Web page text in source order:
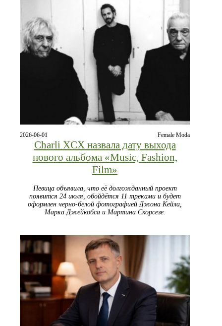
2026-06-01 Female Moda
Charli XCX назвала дату выхода
нового альбома «Music, Fashion,
Film»
Певица объявила, что её долгожданный проект
появится 24 июля, обойдётся 11 треками и будет
оформлен черно‑белой фотографией Джона Кейла,
Марка Джейкобса и Мартина Скорсезе.